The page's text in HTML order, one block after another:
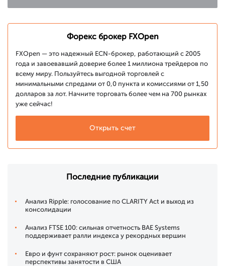
Форекс брокер FXOpen
FXOpen — это надежный ECN-брокер, работающий с 2005
года и завоевавший доверие более 1 миллиона трейдеров по
всему миру. Пользуйтесь выгодной торговлей с
минимальными спредами от 0,0 пункта и комиссиями от 1,50
долларов за лот. Начните торговать более чем на 700 рынках
уже сейчас!
Открыть счет
Последние публикации
Анализ Ripple: голосование по CLARITY Act и выход из
консолидации
Анализ FTSE 100: сильная отчетность BAE Systems
поддерживает ралли индекса у рекордных вершин
Евро и фунт сохраняют рост: рынок оценивает
перспективы занятости в США